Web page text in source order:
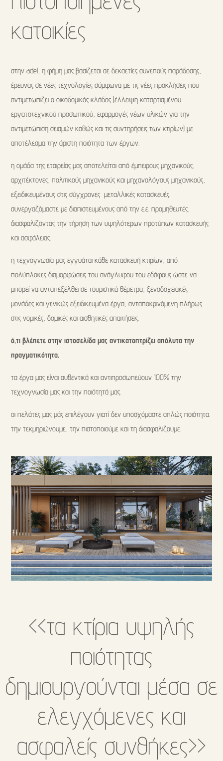
κατοικίες
στην adel, η φήμη μας βασίζεται σε δεκαετίες συνεπούς παράδοσης,
έρευνας σε νέες τεχνολογίες σύμφωνα με τις νέες προκλήσεις που
αντιμετωπίζει ο οικοδομικός κλάδος (έλλειψη καταρτισμένου
εργατοτεχνικού προσωπικού, εφαρμογές νέων υλικών για την
αντιμετώπιση σεισμών καθώς και τις συντηρήσεις των κτιρίων) με
αποτέλεσμα την άριστη ποιότητα των έργων.
η ομάδα της εταιρείας μας αποτελείται από έμπειρους μηχανικούς,
αρχιτέκτονες, πολιτικούς μηχανικούς και μηχανολόγους μηχανικούς,
εξειδικευμένους στις σύγχρονες μεταλλικές κατασκευές.
συνεργαζόμαστε με διαπιστευμένους από την ε.ε. προμηθευτές,
διασφαλίζοντας την τήρηση των υψηλότερων προτύπων κατασκευής
και ασφάλειας.
η τεχνογνωσία μας εγγυάται κάθε κατασκευή κτιρίων, από
πολύπλοκες διαμορφώσεις του ανάγλυφου του εδάφους ώστε να
μπορεί να ανταπεξέλθει σε τουριστικά θέρετρα, ξενοδοχειακές
μονάδες και γενικώς εξειδικευμένα έργα, ανταποκρινόμενη πλήρως
στις νομικές, δομικές και αισθητικές απαιτήσεις.
ό,τι βλέπετε στην ιστοσελίδα μας αντικατοπτρίζει απόλυτα την
πραγματικότητα.
τα έργα μας είναι αυθεντικά και αντιπροσωπεύουν 100% την
τεχνογνωσία μας και την ποιότητά μας.
οι πελάτες μας μάς επιλέγουν γιατί δεν υποσχόμαστε απλώς ποιότητα.
την τεκμηριώνουμε, την πιστοποιούμε και τη διασφαλίζουμε.
<<τα κτίρια υψηλής
ποιότητας
δημιουργούνται μέσα σε
ελεγχόμενες και
ασφαλείς συνθήκες>>